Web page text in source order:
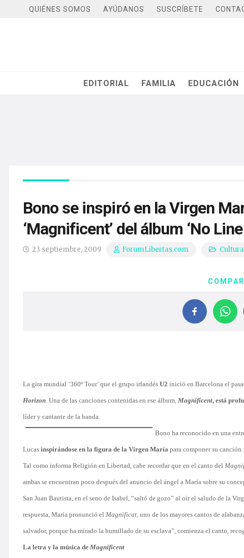
QUIÉNES SOMOS AYÚDANOS SUSCRÍBETE
EDITORIAL FAMILIA EDUCACIÓN
Bono se inspiró en la Virgen
‘Magnificent’ del álbum ‘No
23 septiembre, 2009 ForumLibertas.com Cultura
La gira mundial ‘360º Tour’ que el grupo irlandés U2 inició en Barcelona el
Horizon. Una de las canciones contenidas en ese álbum, Magnificent, está
líder y cantante de la banda.
Bono ha reconocido en una
Lucas inspirándose en la figura de la Virgen María para componer su canción.
Tal como informa Religión en Libertad, cabe recordar que en el canto del
ambas se encuentran poco después del anuncio del ángel a María sobre su
San Juan Bautista, en el seno de Isabel, “saltó de gozo” al oír el saludo de la
respuesta, María pronunció el Magnificat, uno de los mayores cantos de
salvador, porque ha mirado la humillado de su esclava”, comienza el canto,
La letra y la música de Magnificent